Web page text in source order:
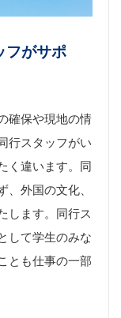
フがサポ
確保や現地の情
行スタッフがい
く違います。同
外国の文化、
します。同行ス
して学生のみな
とも仕事の一部